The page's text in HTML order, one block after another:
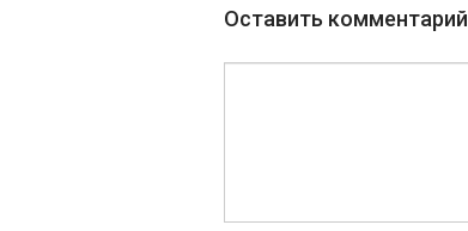
Оставить комментарий